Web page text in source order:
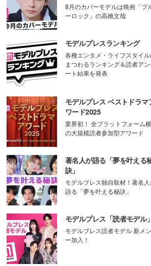
8月のカバーモデルは映画「ブ
ーロック」の高橋文哉
モデルプレスランキング
各種エンタメ・ライフスタイル
まつわるランキング＆読者アン
ート結果を発表
モデルプレス ベストドラマ
ワード2025
業界初！ 全プラットフォーム
の大規模読者参加型アワード
著名人が語る「夢を叶える
訣」
モデルプレス独自取材！著名
語る「夢を叶える秘訣」
モデルプレス「読者モデル」
モデルプレス読者モデル 新メ
ー加入！